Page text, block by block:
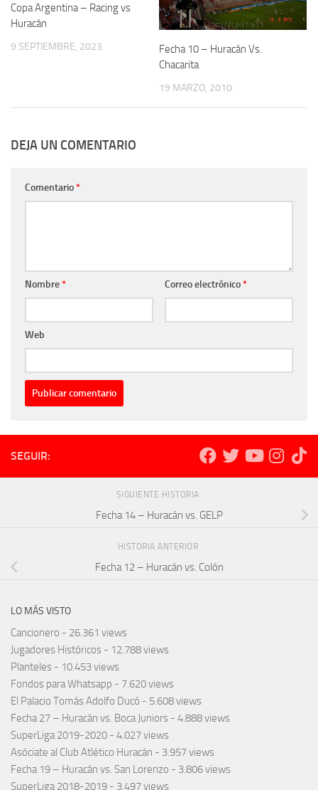
Copa Argentina – Racing vs
Huracán
9 SEPTIEMBRE, 2023
Fecha 10 – Huracán Vs.
Chacarita
19 MARZO, 2010
DEJA UN COMENTARIO
Comentario*
Nombre* Correo electrónico*
Web
SEGUIR:
SIGUIENTE HISTORIA
Fecha 14 – Huracán vs. GELP
HISTORIA ANTERIOR
Fecha 12 – Huracán vs. Colón
LO MÁS VISTO
Cancionero - 26.361 views
Jugadores Históricos - 12.788 views
Planteles - 10.453 views
Fondos para Whatsapp - 7.620 views
El Palacio Tomás Adolfo Ducó - 5.608 views
Fecha 27 – Huracán vs. Boca Juniors - 4.888 views
SuperLiga 2019-2020 - 4.027 views
Asóciate al Club Atlético Huracán - 3.957 views
Fecha 19 – Huracán vs. San Lorenzo - 3.806 views
SuperLiga 2018-2019 - 3.497 views